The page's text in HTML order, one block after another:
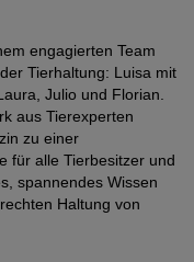
engagierten Team
Tierhaltung: Luisa mit
Julio und Florian.
aus Tierexperten
zu einer
für alle Tierbesitzer und
spannendes Wissen
Haltung von